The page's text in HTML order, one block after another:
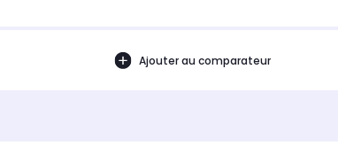
Ajouter au comparateur